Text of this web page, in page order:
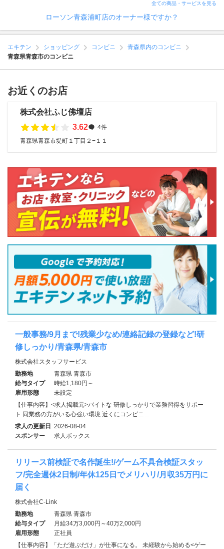
全ての商品・サービスを見る
ローソン青森浦町店のオーナー様ですか？
エキテン ショッピング コンビニ
青森県内のコンビニ
青森県青森市のコンビニ
お近くのお店
株式会社ふじ佛壇店
3.62
4件
青森県青森市堤町１丁目２−１１
一般事務/9月まで!残業少なめ/連絡記録の登録など!研
修しっかり/青森県/青森市
株式会社スタッフサービス
勤務地
青森県 青森市
給与タイプ
時給1,180円～
雇用形態
未設定
【仕事内容】<求人掲載元>バイトな 研修しっかりで業務習得をサポー
ト 同業務の方がいる心強い環境 近くにコンビニ…
求人の更新日 2026-08-04
スポンサー
求人ボックス
リリース前検証で名作誕生!/ゲーム不具合検証スタッ
フ/完全週休2日制/年休125日でメリハリ/月収35万円に
届く
株式会社C-Link
勤務地
青森県 青森市
給与タイプ
月給34万3,000円～40万2,000円
雇用形態
正社員
【仕事内容】「ただ遊ぶだけ」が仕事になる。 未経験から始める<ゲー